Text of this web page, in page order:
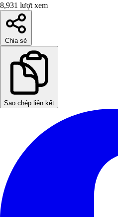
8,931 lượt xem
Chia sẻ
Sao chép liên kết